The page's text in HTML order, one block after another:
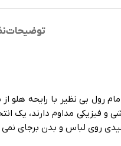
توضیحات
رول بی نظیر با رایحه
مداوم دارند، یک